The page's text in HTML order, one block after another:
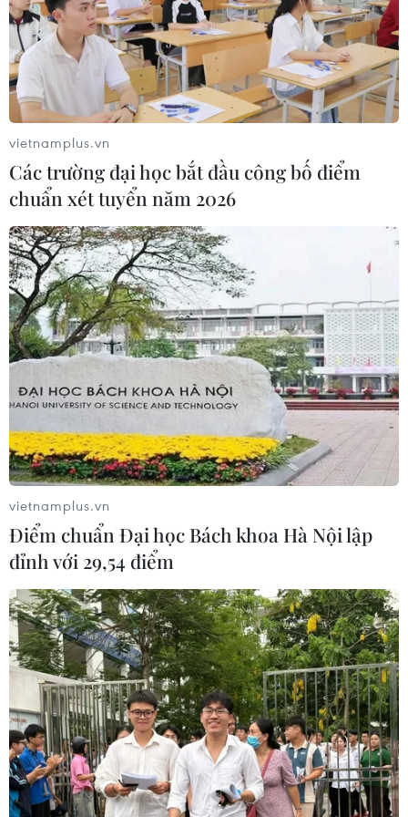
FAHASA mở lối đưa sách Việt ra thế giới
30/07/2026 13:41
'Thắp lên Việt Nam': Ca khúc khơi dậy lòng biết ơn
với các thương binh-liệt sỹ
Phim về Quan họ Việt Nam chính thức phát hành
toàn cầu
25/07/2026 07:52
FAHASA và Deli ra mắt không gian sáng tạo văn
phòng phẩm, nâng cao văn hóa đọc
25/07/2026 02:06
vietnamplus.vn
Các trường đại học bắt đầu công bố điểm
chuẩn xét tuyển năm 2026
vietnamplus.vn
Điểm chuẩn Đại học Bách khoa Hà Nội lập
đỉnh với 29,54 điểm